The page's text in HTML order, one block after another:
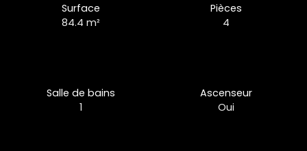
Surface
84.4m²
Pièces
4
Salle de bains
1
Ascenseur
Oui